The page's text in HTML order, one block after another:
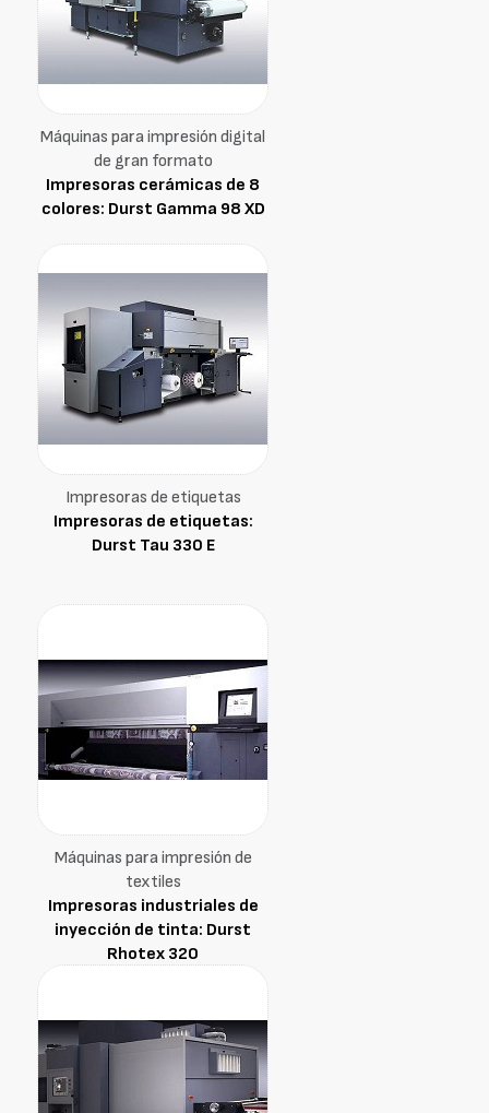
Máquinas para impresión digital
de gran formato
Impresoras cerámicas de 8
colores: Durst Gamma 98 XD
Impresoras de etiquetas
Impresoras de etiquetas:
Durst Tau 330 E
Máquinas para impresión de
textiles
Impresoras industriales de
inyección de tinta: Durst
Rhotex 320